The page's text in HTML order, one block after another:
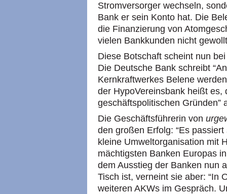
Stromversorger wechseln,
Bank er sein Konto hat. Die
die Finanzierung von
vielen Bankkunden nicht
Diese Botschaft scheint nun
Die Deutsche Bank schreibt
Kernkraftwerkes Belene
der HypoVereinsbank heißt es,
geschäftspolitischen Gründen”
Die Geschäftsführerin von
den großen Erfolg: “Es
kleine Umweltorganisation mit
mächtigsten Banken Europas
dem Ausstieg der Banken nun
Tisch ist, verneint sie aber: “In
weiteren AKWs im Gespräch.